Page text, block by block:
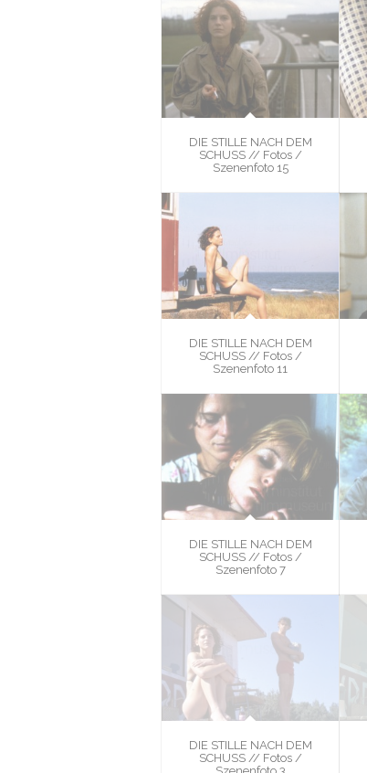
DIE STILLE NACH DEM
SCHUSS // Fotos /
Szenenfoto 15
DIE STILLE NACH DEM
SCHUSS // Fotos /
Szenenfoto 11
DIE STILLE NACH DEM
SCHUSS // Fotos /
Szenenfoto 7
DIE STILLE NACH DEM
SCHUSS // Fotos /